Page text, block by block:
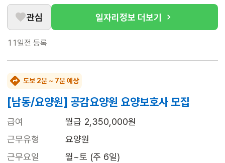
관심 일자리정보 더보기
11일전 등록
도보 2분 ~ 7분 예상
[남동/요양원] 공감요양원 요양보호사 모집
급여
월급 2,350,000원
근무유형
요양원
근무요일
월~토 (주 6일)